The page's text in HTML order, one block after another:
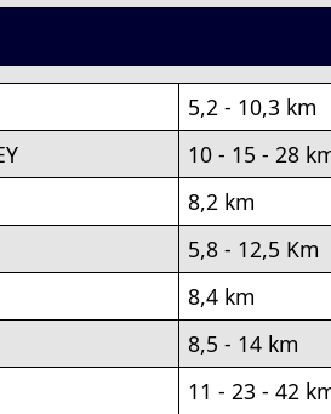
5,2 - 10,3 km
10 - 15 - 28
8,2 km
5,8 - 12,5 Km
8,4 km
8,5 - 14 km
11 - 23 - 42